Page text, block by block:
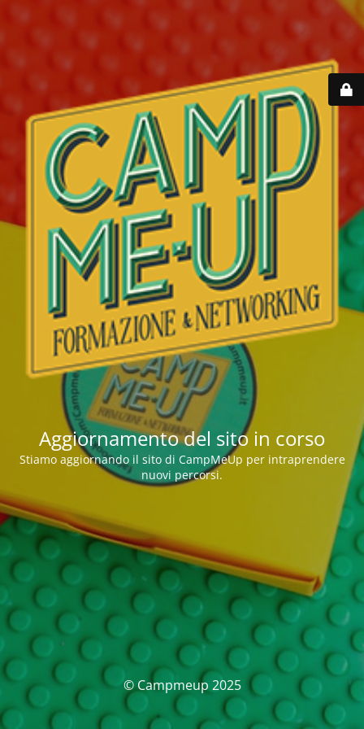
Aggiornamento del sito in corso
Stiamo aggiornando il sito di CampMeUp per intraprendere
nuovi percorsi.
© Campmeup 2025